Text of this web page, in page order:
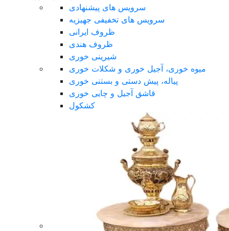
سرویس های پیشنهادی
سرویس های تخفیفی جهیزیه
ظروف ایرانی
ظروف هندی
شیرینی خوری
میوه خوری، آجیل خوری و شکلات خوری
پیاله، پیش دستی و بستنی خوری
قاشق آجیل و چایی خوری
کشکول